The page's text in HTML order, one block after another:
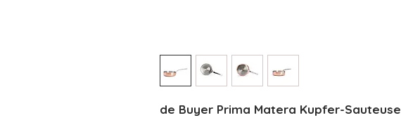
de Buyer Prima Matera Kupfer-Sauteuse